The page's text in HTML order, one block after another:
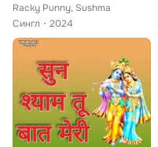
Racky Punny, Sushma
Сингл
2024